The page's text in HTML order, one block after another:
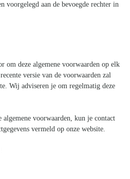
voorgelegd aan de bevoegde rechter in
om deze algemene voorwaarden op elk
versie van de voorwaarden zal
Wij adviseren je om regelmatig deze
voorwaarden, kun je contact
vermeld op onze website.